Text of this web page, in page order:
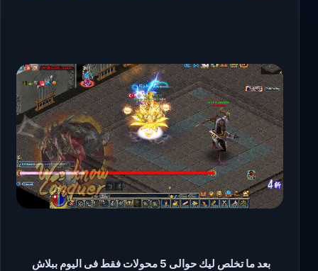
بعد ما تخلص ليك حوالى 5 محولات فقط فى اليوم ببلاش